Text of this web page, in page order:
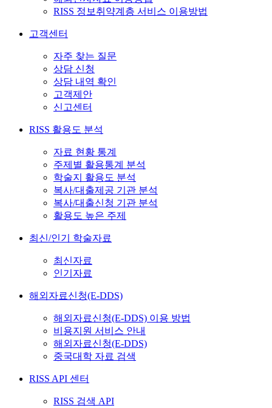
RISS 정보취약계층 서비스 이용방법
고객센터
자주 찾는 질문
상담 신청
상담 내역 확인
고객제안
신고센터
RISS 활용도 분석
자료 현황 통계
주제별 활용통계 분석
학술지 활용도 분석
복사/대출제공 기관 분석
복사/대출신청 기관 분석
활용도 높은 주제
최신/인기 학술자료
최신자료
인기자료
해외자료신청(E-DDS)
해외자료신청(E-DDS) 이용 방법
비용지원 서비스 안내
해외자료신청(E-DDS)
중국대학 자료 검색
RISS API 센터
RISS 검색 API